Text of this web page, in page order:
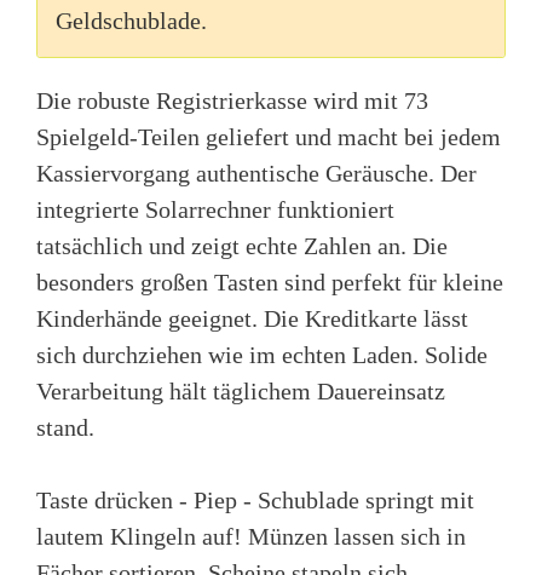
Geldschublade.
Die robuste Registrierkasse wird mit 73
Spielgeld-Teilen geliefert und macht bei jedem
Kassiervorgang authentische Geräusche. Der
integrierte Solarrechner funktioniert
tatsächlich und zeigt echte Zahlen an. Die
besonders großen Tasten sind perfekt für kleine
Kinderhände geeignet. Die Kreditkarte lässt
sich durchziehen wie im echten Laden. Solide
Verarbeitung hält täglichem Dauereinsatz
stand.
Taste drücken - Piep - Schublade springt mit
lautem Klingeln auf! Münzen lassen sich in